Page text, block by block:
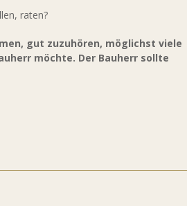
raten?
gut zuzuhören, möglichst viele
möchte. Der Bauherr sollte